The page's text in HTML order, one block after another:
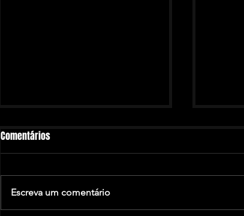
Comentários
Escreva um comentário